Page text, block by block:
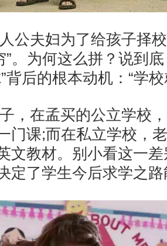
公夫妇为了给孩子择
”。为何这么拼？说到
背后的根本动机：“学
，在孟买的公立学校
门课;而在私立学校，
文教材。别小看这一
定了学生今后求学之